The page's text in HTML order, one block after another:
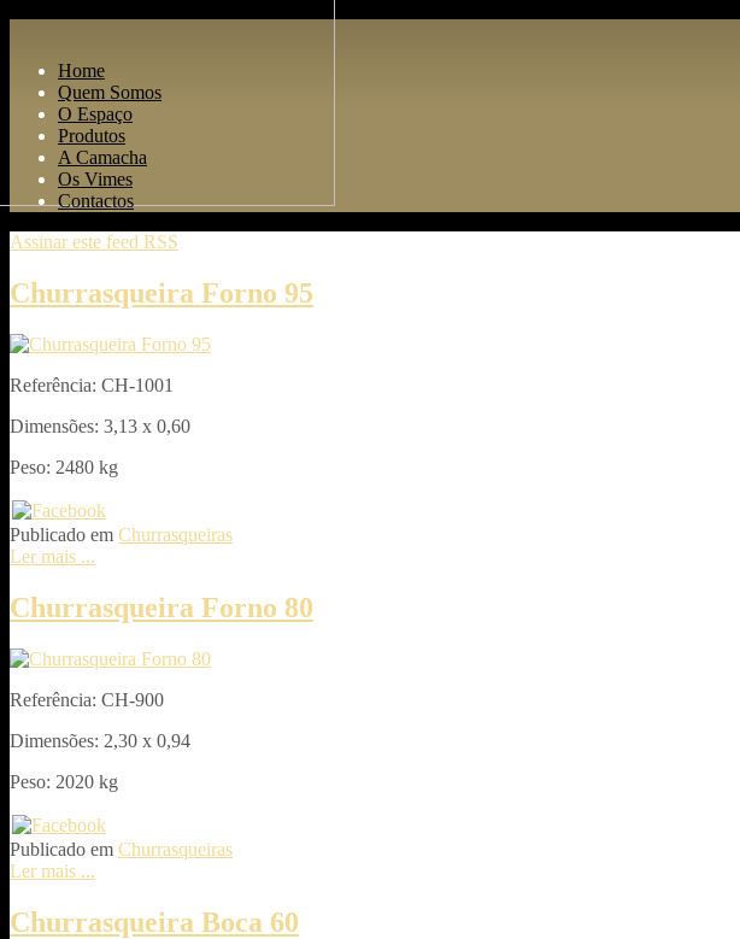
Home
Quem Somos
O Espaço
Produtos
A Camacha
Os Vimes
Contactos
Assinar este feed RSS
Churrasqueira Forno 95
Referência: CH-1001
Dimensões: 3,13 x 0,60
Peso: 2480 kg
Publicado em Churrasqueiras
Ler mais ...
Churrasqueira Forno 80
Referência: CH-900
Dimensões: 2,30 x 0,94
Peso: 2020 kg
Publicado em Churrasqueiras
Ler mais ...
Churrasqueira Boca 60